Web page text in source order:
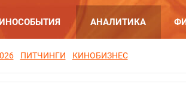
АНАЛИТИКА
ПИТЧИНГИ КИНОБИЗНЕС